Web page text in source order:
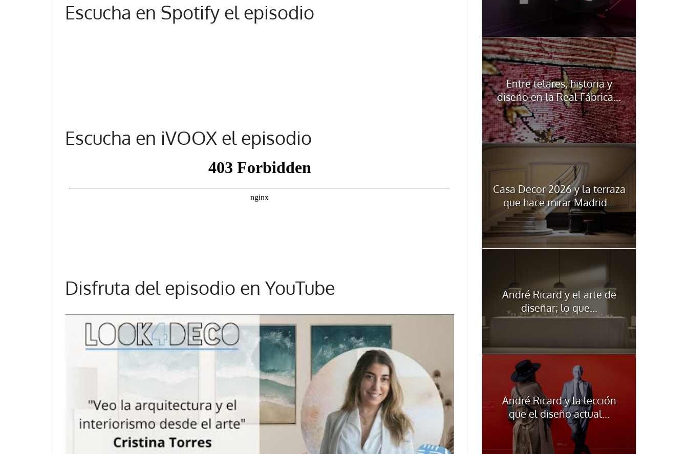
Escucha en Spotify el episodio
Escucha en iVOOX el episodio
Disfruta del episodio en YouTube
Entre telares, historia y
diseño en la Real Fábrica...
Casa Decor 2026 y la terraza
que hace mirar Madrid...
André Ricard y el arte de
diseñar; lo que...
André Ricard y la lección
que el diseño actual...